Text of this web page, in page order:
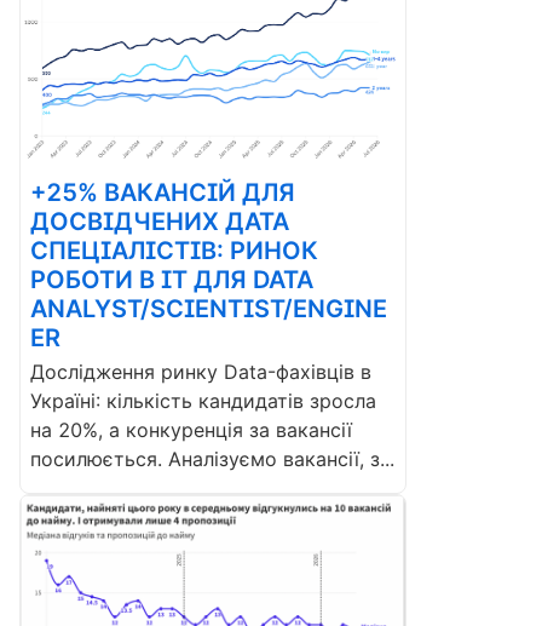
+25% ВАКАНСІЙ ДЛЯ
ДОСВІДЧЕНИХ ДАТА
СПЕЦІАЛІСТІВ: РИНОК
РОБОТИ В ІТ ДЛЯ DATA
ANALYST/SCIENTIST/ENGINE
ER
Дослідження ринку Data-фахівців в
Україні: кількість кандидатів зросла
на 20%, а конкуренція за вакансії
посилюється. Аналізуємо вакансії, з...